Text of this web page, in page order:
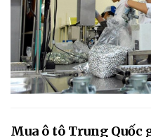
Mua ô tô Trung Quốc